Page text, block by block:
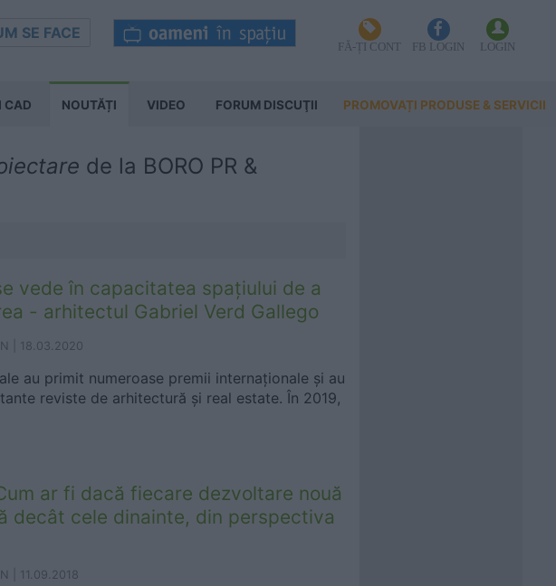
SE FACE
FĂ-ȚI CONT FB LOGIN LOGIN
CAD NOUTĂȚI VIDEO FORUM DISCUŢII PROMOVAȚI PRODUSE & SERVICII
de la BORO PR &
vede în capacitatea spațiului de a
- arhitectul Gabriel Verd Gallego
| 18.03.2020
au primit numeroase premii internaționale și au
reviste de arhitectură și real estate. În 2019,
ar fi dacă fiecare dezvoltare nouă
decât cele dinainte, din perspectiva
| 11.09.2018